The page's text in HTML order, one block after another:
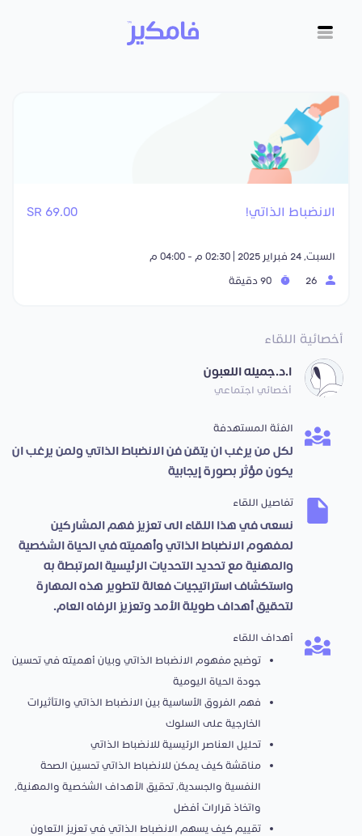
الانضباط الذاتي! 69.00 SR
السبت, 24 فبراير 2025 | 02:30 م - 04:00 م
أخصائية اللقاء
ا.د.جميله اللعبون
أخصائي اجتماعي
الفئة المستهدفة
لكل من يرغب ان يتقن فن الانضباط الذاتي ولمن يرغب ان
يكون مؤثر بصورة إيجابية
تفاصيل اللقاء
نسعى في هذا اللقاء الى تعزيز فهم المشاركين
لمفهوم الانضباط الذاتي وأهميته في الحياة الشخصية
والمهنية مع تحديد التحديات الرئيسية المرتبطة به
واستكشاف استراتيجيات فعالة لتطوير هذه المهارة
لتحقيق أهداف طويلة الأمد وتعزيز الرفاه العام.
أهداف اللقاء
توضيح مفهوم الانضباط الذاتي وبيان أهميته في تحسين
جودة الحياة اليومية
فهم الفروق الأساسية بين الانضباط الذاتي والتأثيرات
الخارجية على السلوك
تحليل العناصر الرئيسية للانضباط الذاتي
مناقشة كيف يمكن للانضباط الذاتي تحسين الصحة
النفسية والجسدية، تحقيق الأهداف الشخصية والمهنية،
واتخاذ قرارات أفضل
تقييم كيف يسهم الانضباط الذاتي في تعزيز التعاون